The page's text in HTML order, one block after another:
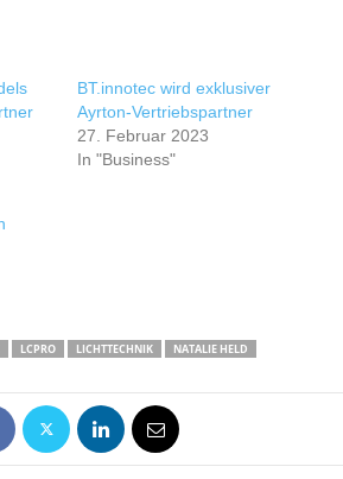
BT.innotec wird exklusiver
Ayrton-Vertriebspartner
27. Februar 2023
In "Business"
LCPRO LICHTTECHNIK
NATALIE HELD